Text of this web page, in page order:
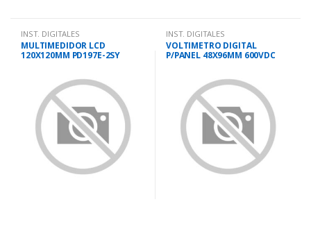
INST. DIGITALES
MULTIMEDIDOR LCD
120X120MM PD197E-2SY
INST. DIGITALES
VOLTIMETRO DIGITAL
P/PANEL 48X96MM 600VDC